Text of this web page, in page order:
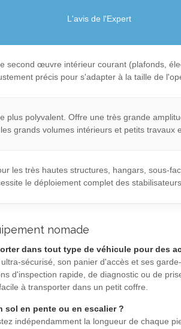
L'avis de l'Expert
second œuvre intérieur courant (plafonds,
précis pour s'adapter à la taille de
plus polyvalent. Offre une très grande
grands volumes intérieurs et petits travaux
les très hautes structures, hangars, sous-
le déploiement complet des
nomade
dans tout type de véhicule pour des
sécurisé, son panier d'accès et ses
d'inspection rapide, de diagnostic ou de
à transporter dans un petit coffre.
sol en pente ou en escalier ?
indépendamment la longueur de chaque